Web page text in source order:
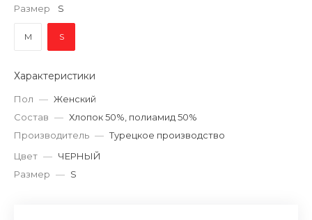
Размер S
M S
Характеристики
Пол — Женский
Состав — Хлопок 50%, полиамид 50%
Производитель — Турецкое производство
Цвет — ЧЕРНЫЙ
Размер — S